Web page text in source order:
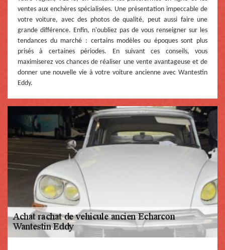
ventes aux enchères spécialisées. Une présentation impeccable de
votre voiture, avec des photos de qualité, peut aussi faire une
grande différence. Enfin, n'oubliez pas de vous renseigner sur les
tendances du marché : certains modèles ou époques sont plus
prisés à certaines périodes. En suivant ces conseils, vous
maximiserez vos chances de réaliser une vente avantageuse et de
donner une nouvelle vie à votre voiture ancienne avec Wantestin
Eddy.